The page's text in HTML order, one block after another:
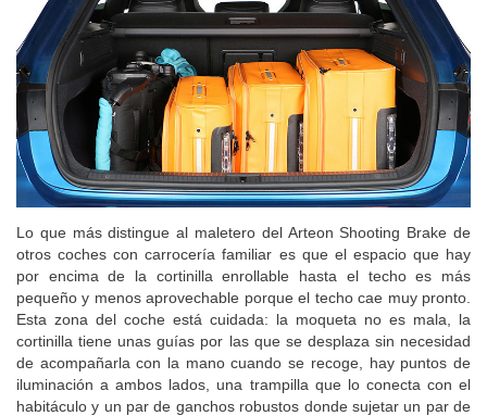
Lo que más distingue al maletero del Arteon Shooting Brake de
otros coches con carrocería familiar es que el espacio que hay
por encima de la cortinilla enrollable hasta el techo es más
pequeño y menos aprovechable porque el techo cae muy pronto.
Esta zona del coche está cuidada: la moqueta no es mala, la
cortinilla tiene unas guías por las que se desplaza sin necesidad
de acompañarla con la mano cuando se recoge, hay puntos de
iluminación a ambos lados, una trampilla que lo conecta con el
habitáculo y un par de ganchos robustos donde sujetar un par de